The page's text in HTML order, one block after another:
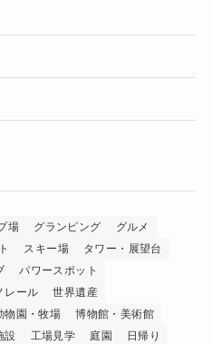
場 グランピング
グルメ
スキー場
タワー・展望台
パワースポット
レール
世界遺産
物園・牧場
博物館・美術館
設 工場見学 庭園
日帰り